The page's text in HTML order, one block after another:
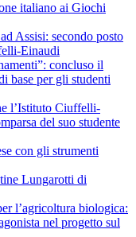
italiano ai Giochi
Assisi: secondo posto
Einaudi
concluso il
base per gli studenti
l’Istituto Ciuffelli-
del suo studente
con gli strumenti
Lungarotti di
l’agricoltura biologica:
nel progetto sul